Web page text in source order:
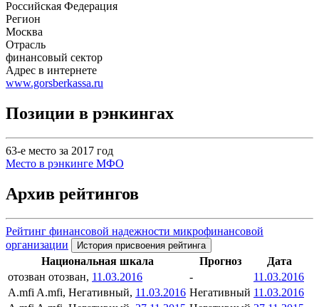
Российская Федерация
Регион
Москва
Отрасль
финансовый сектор
Адрес в интернете
www.gorsberkassa.ru
Позиции в рэнкингах
63-е место за 2017 год
Место в рэнкинге МФО
Архив рейтингов
Рейтинг финансовой надежности микрофинансовой
организации
История присвоения рейтинга
Национальная шкала Прогноз
Дата
отозван отозван, 11.03.2016 -
11.03.2016
A.mfi A.mfi, Негативный, 11.03.2016 Негативный 11.03.2016